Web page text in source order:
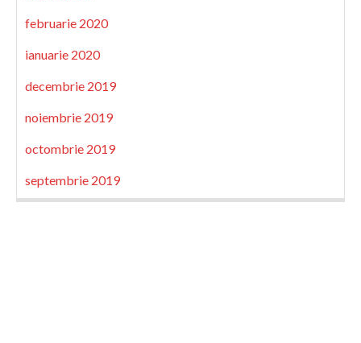
februarie 2020
ianuarie 2020
decembrie 2019
noiembrie 2019
octombrie 2019
septembrie 2019